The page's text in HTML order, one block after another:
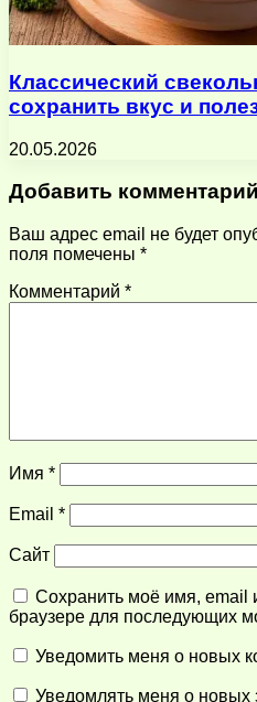
Классический
сохранить вкус и
20.05.2026
Добавить комментарий
Ваш адрес email не будет
поля помечены *
Комментарий *
Имя *
Email *
Сайт
Сохранить моё имя, email
браузере для последующих
Уведомить меня о новых
Уведомлять меня о новых